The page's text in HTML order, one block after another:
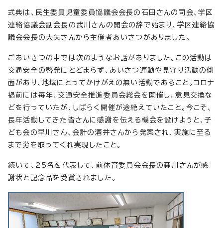
式典は、民生委員児童委員協議会会長の石田さんの司会、学区
連絡協議会副会長の武川さんの開会の辞で始まり、学区連絡協
議会会長の大矢さんから主催者あいさつがありました。
ごあいさつの中では次のようなお話がありました。この活動は
交通安全の啓発にとどまらず、あいさつ運動や見守り活動の側
面があり、地域にとってかけがえの無い活動であること。コロナ
禍前には毎年、交通安全推進委員会総会を開催し、意見交換な
どを行っていたが、しばらく開催が途絶えていたこと。今こそ、
長年活動してきた皆さんに感謝を伝える機会を設けようと、子
ども会の早川さん、会計の酒井さんから発案され、実施に至る
まで労を取ってくれ実現したこと。
続いて、25名を代表して、前体育委員会会長の森川さんが感
謝状と記念品を受賞されました。